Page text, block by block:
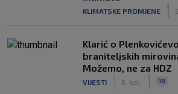
KLIMATSKE PROMJENE
Klarić o
braniteljskih
Možemo, ne za HDZ
VIJESTI 6. kol. 18